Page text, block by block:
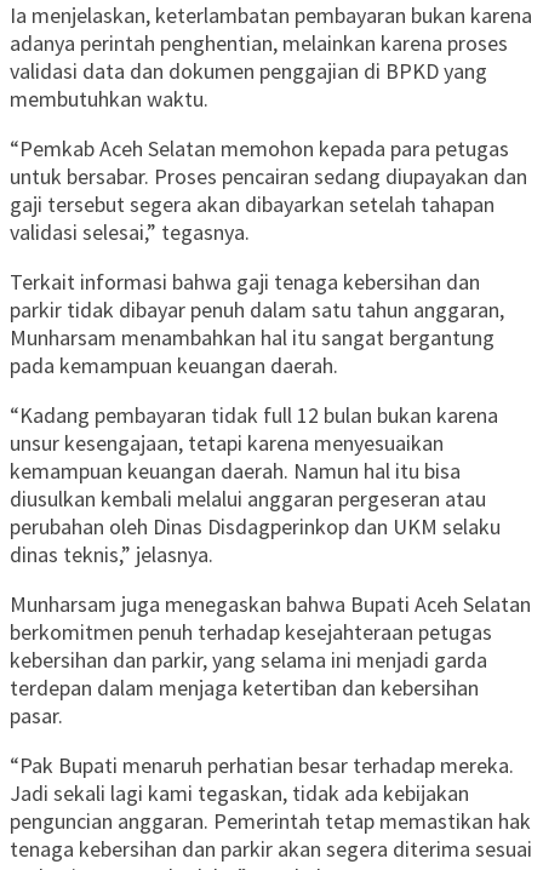
Ia menjelaskan, keterlambatan pembayaran bukan karena
adanya perintah penghentian, melainkan karena proses
validasi data dan dokumen penggajian di BPKD yang
membutuhkan waktu.
“Pemkab Aceh Selatan memohon kepada para petugas
untuk bersabar. Proses pencairan sedang diupayakan dan
gaji tersebut segera akan dibayarkan setelah tahapan
validasi selesai,” tegasnya.
Terkait informasi bahwa gaji tenaga kebersihan dan
parkir tidak dibayar penuh dalam satu tahun anggaran,
Munharsam menambahkan hal itu sangat bergantung
pada kemampuan keuangan daerah.
“Kadang pembayaran tidak full 12 bulan bukan karena
unsur kesengajaan, tetapi karena menyesuaikan
kemampuan keuangan daerah. Namun hal itu bisa
diusulkan kembali melalui anggaran pergeseran atau
perubahan oleh Dinas Disdagperinkop dan UKM selaku
dinas teknis,” jelasnya.
Munharsam juga menegaskan bahwa Bupati Aceh Selatan
berkomitmen penuh terhadap kesejahteraan petugas
kebersihan dan parkir, yang selama ini menjadi garda
terdepan dalam menjaga ketertiban dan kebersihan
pasar.
“Pak Bupati menaruh perhatian besar terhadap mereka.
Jadi sekali lagi kami tegaskan, tidak ada kebijakan
penguncian anggaran. Pemerintah tetap memastikan hak
tenaga kebersihan dan parkir akan segera diterima sesuai